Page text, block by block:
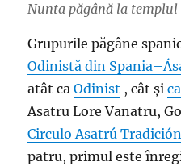
Nunta păgână la templul
Grupurile păgâne
Odinistă din
atât caOdinist , cât și
Asatru Lore Vanatru,
Circulo Asatrú
patru, primul este